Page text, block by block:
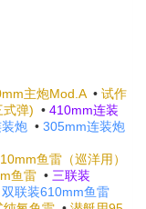
主炮Mod.A • 试作
式弹) • 410mm连装
炮 • 305mm连装炮
鱼雷（巡洋用）
鱼雷 • 三联装
双联装610mm鱼雷